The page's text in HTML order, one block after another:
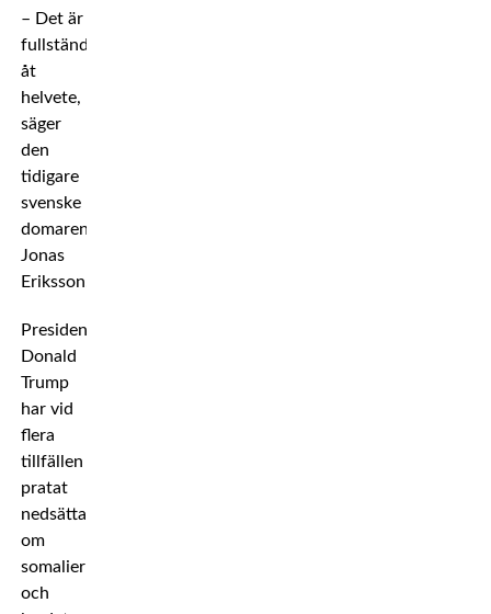
– Det är
fullständigt
åt
helvete,
säger
den
tidigare
svenske
domaren
Jonas
Eriksson.
President
Donald
Trump
har vid
flera
tillfällen
pratat
nedsättande
om
somalier
och